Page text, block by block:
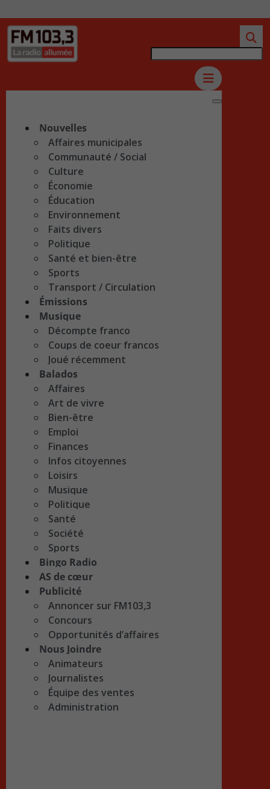
Nouvelles
Affaires municipales
Communauté / Social
Culture
Économie
Éducation
Environnement
Faits divers
Politique
Santé et bien-être
Sports
Transport / Circulation
Émissions
Musique
Décompte franco
Coups de coeur francos
Joué récemment
Balados
Affaires
Art de vivre
Bien-être
Emploi
Finances
Infos citoyennes
Loisirs
Musique
Politique
Santé
Société
Sports
Bingo Radio
AS de cœur
Publicité
Annoncer sur FM103,3
Concours
Opportunités d’affaires
Nous Joindre
Animateurs
Journalistes
Équipe des ventes
Administration